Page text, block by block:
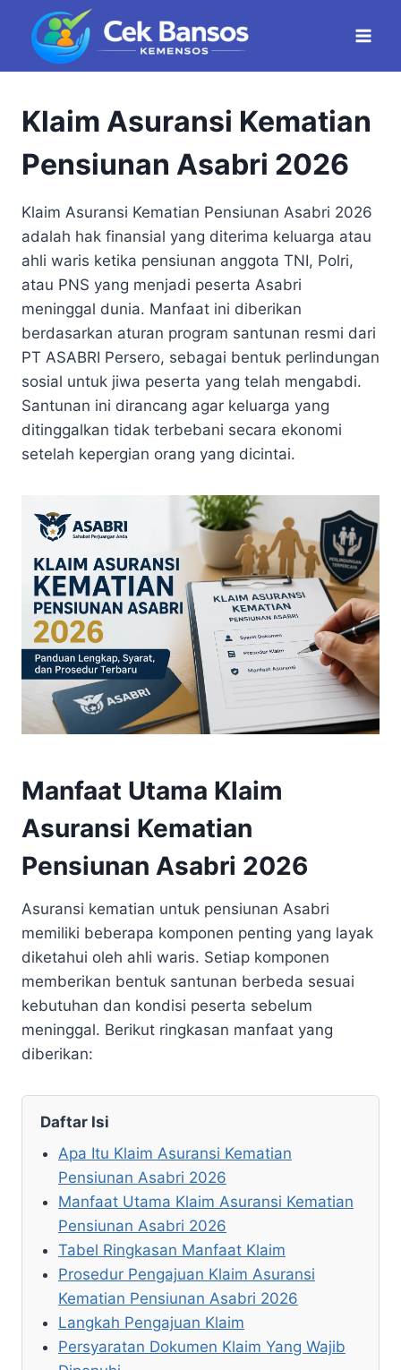
content
Klaim Asuransi Kematian
Pensiunan Asabri 2026
Klaim Asuransi Kematian Pensiunan Asabri 2026
adalah hak finansial yang diterima keluarga atau
ahli waris ketika pensiunan anggota TNI, Polri,
atau PNS yang menjadi peserta Asabri
meninggal dunia. Manfaat ini diberikan
berdasarkan aturan program santunan resmi dari
PT ASABRI Persero, sebagai bentuk perlindungan
sosial untuk jiwa peserta yang telah mengabdi.
Santunan ini dirancang agar keluarga yang
ditinggalkan tidak terbebani secara ekonomi
setelah kepergian orang yang dicintai.
Manfaat Utama Klaim
Asuransi Kematian
Pensiunan Asabri 2026
Asuransi kematian untuk pensiunan Asabri
memiliki beberapa komponen penting yang layak
diketahui oleh ahli waris. Setiap komponen
memberikan bentuk santunan berbeda sesuai
kebutuhan dan kondisi peserta sebelum
meninggal. Berikut ringkasan manfaat yang
diberikan:
Daftar Isi
Apa Itu Klaim Asuransi Kematian
Pensiunan Asabri 2026
Manfaat Utama Klaim Asuransi Kematian
Pensiunan Asabri 2026
Tabel Ringkasan Manfaat Klaim
Prosedur Pengajuan Klaim Asuransi
Kematian Pensiunan Asabri 2026
Langkah Pengajuan Klaim
Persyaratan Dokumen Klaim Yang Wajib